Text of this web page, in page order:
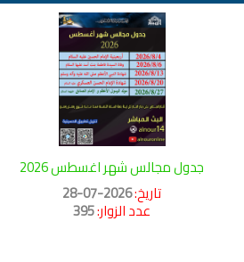
جدول مجالس شهر اغسطس 2026
تاريخ:2026-07-28
عدد الزوار:395